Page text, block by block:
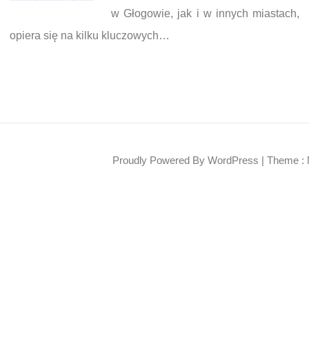
w Głogowie, jak i w innych miastach,
opiera się na kilku kluczowych…
Proudly Powered By WordPress | Theme :